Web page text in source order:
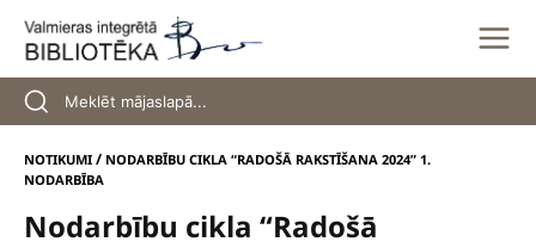
content
NOTIKUMI / NODARBĪBU CIKLA “RADOŠĀ RAKSTĪŠANA 2024” 1.
NODARBĪBA
Nodarbību cikla “Radošā